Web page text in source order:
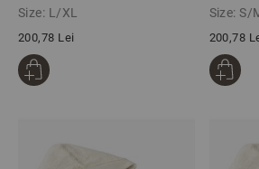
Size: L/XL
200,78 Lei
Size: S/
200,78